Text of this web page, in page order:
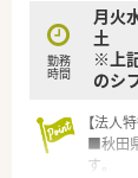
す。
勤務
時間
月火
土 /
※上
のシ
【法人
■秋田
す。